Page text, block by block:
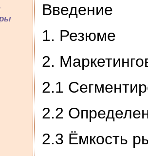
Введение
1. Резюме
2.
2.1
2.2
2.3 Ёмкость